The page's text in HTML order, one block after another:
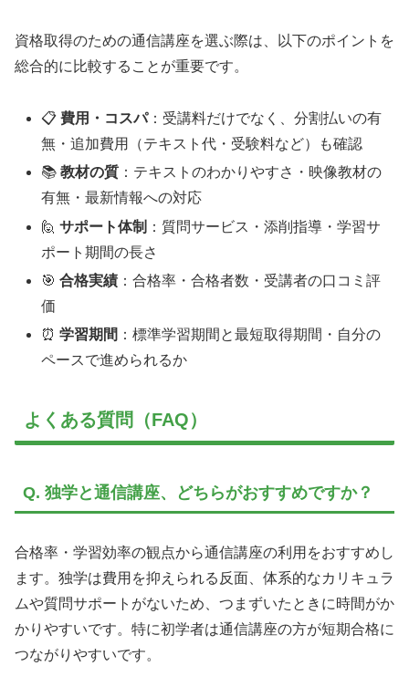
資格取得のための通信講座を選ぶ際は、以下のポイントを
総合的に比較することが重要です。
📋費用・コスパ：受講料だけでなく、分割払いの有
無・追加費用（テキスト代・受験料など）も確認
📚教材の質 ：テキストのわかりやすさ・映像教材の
有無・最新情報への対応
🙋サポート体制 ：質問サービス・添削指導・学習サ
ポート期間の長さ
🎯合格実績 ：合格率・合格者数・受講者の口コミ評
価
⏰学習期間 ：標準学習期間と最短取得期間・自分の
ペースで進められるか
よくある質問（FAQ）
Q. 独学と通信講座、どちらがおすすめですか？
合格率・学習効率の観点から通信講座の利用をおすすめし
ます。独学は費用を抑えられる反面、体系的なカリキュラ
ムや質問サポートがないため、つまずいたときに時間がか
かりやすいです。特に初学者は通信講座の方が短期合格に
つながりやすいです。